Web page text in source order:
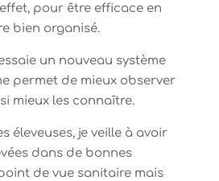
pour être efficace en
bien organisé.
un nouveau système
permet de mieux observer
mieux les connaître.
éleveuses, je veille à avoir
dans de bonnes
de vue sanitaire mais